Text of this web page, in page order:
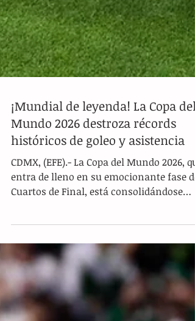
¡Mundial de leyenda! La Copa del
Mundo 2026 destroza récords
históricos de goleo y asistencia
Cuartos de Final, está consolidándose
como una edición histórica al destrozar
múltiples récords que serán sumamente
difíciles de superar en el futuro,
impulsados en gran medida por la